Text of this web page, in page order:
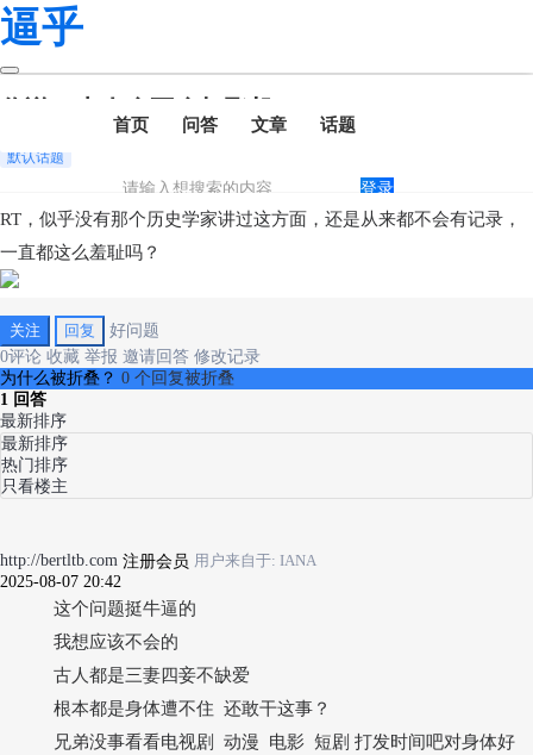
逼乎
首页 问答 文章 话题
登录
你说，古人会不会打飞机？
默认话题
RT，似乎没有那个历史学家讲过这方面，还是从来都不会有记录，
一直都这么羞耻吗？
关注 回复
好问题
0评论 收藏 举报 邀请回答 修改记录
为什么被折叠？ 0 个回复被折叠
1 回答
最新排序
最新排序
热门排序
只看楼主
http://bertltb.com 注册会员 用户来自于: IANA
2025-08-07 20:42
这个问题挺牛逼的
我想应该不会的
古人都是三妻四妾不缺爱
根本都是身体遭不住 还敢干这事？
兄弟没事看看电视剧 动漫 电影 短剧 打发时间吧对身体好